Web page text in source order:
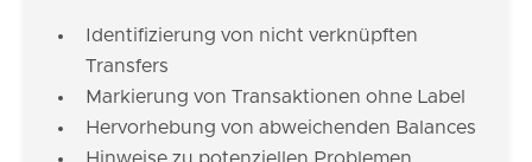
Identifizierung von nicht verknüpften
Transfers
Markierung von Transaktionen ohne Label
Hervorhebung von abweichenden Balances